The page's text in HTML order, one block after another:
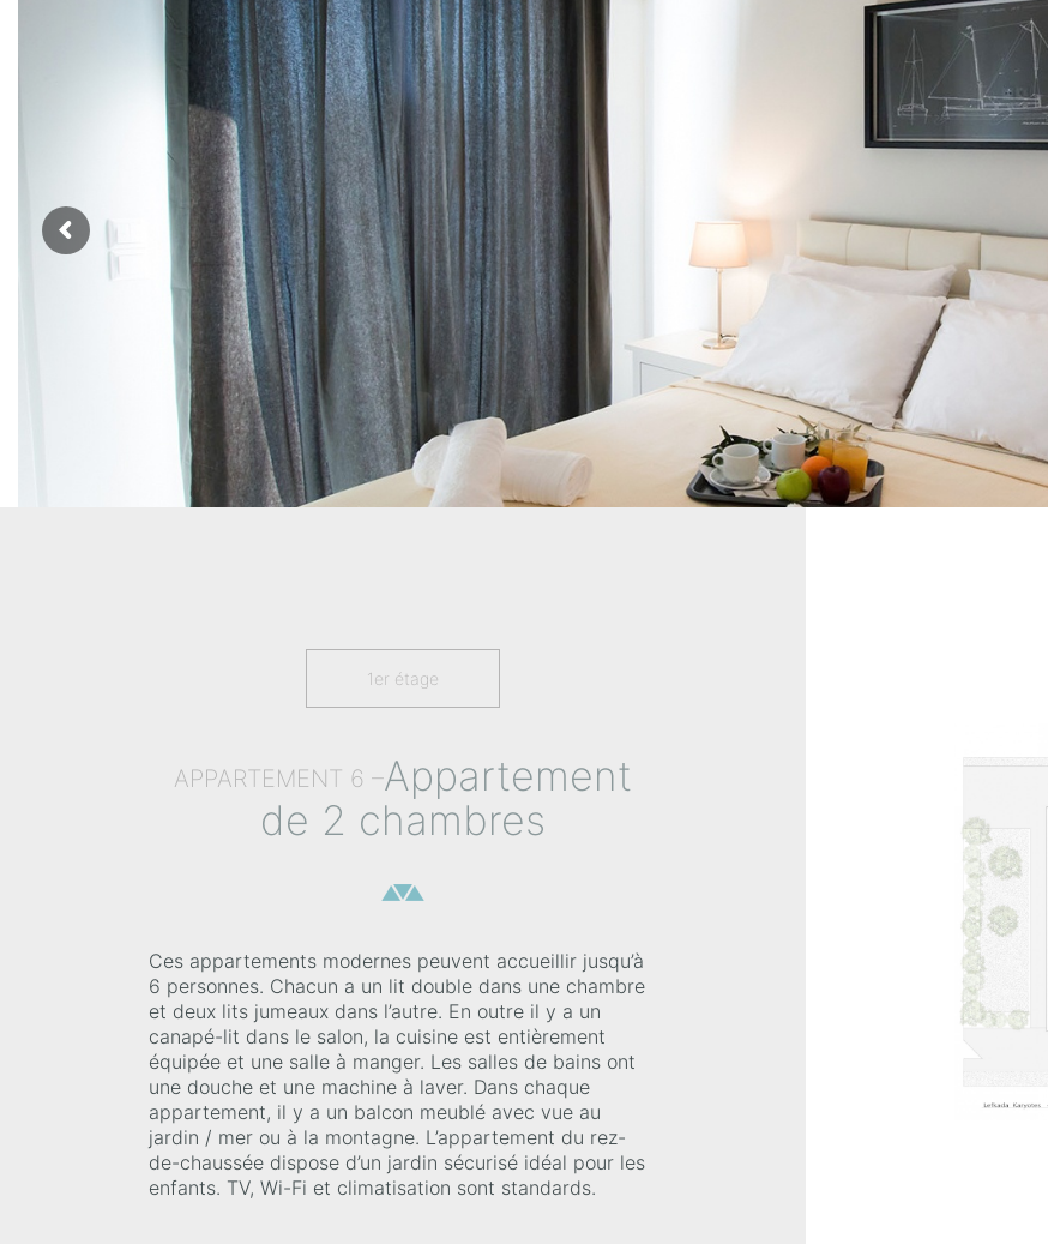
1er étage
APPARTEMENT 6 –Appartement
de 2 chambres
Ces appartements modernes peuvent accueillir jusqu’à
6 personnes. Chacun a un lit double dans une chambre
et deux lits jumeaux dans l’autre. En outre il y a un
canapé-lit dans le salon, la cuisine est entièrement
équipée et une salle à manger. Les salles de bains ont
une douche et une machine à laver. Dans chaque
appartement, il y a un balcon meublé avec vue au
jardin / mer ou à la montagne. L’appartement du rez-
de-chaussée dispose d’un jardin sécurisé idéal pour les
enfants. TV, Wi-Fi et climatisation sont standards.